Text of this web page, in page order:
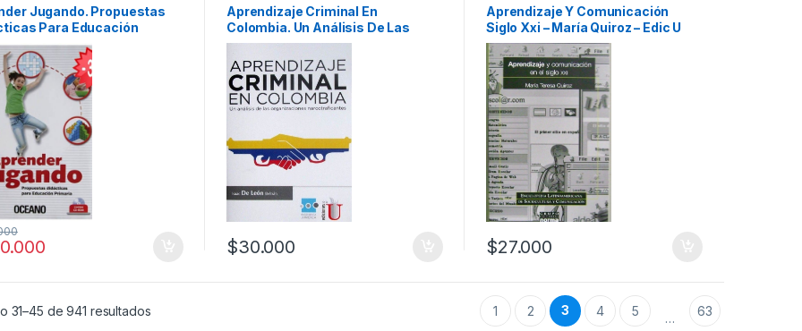
,Ofertas,Padres e Hijos ,Texto
Jugando. Propuestas
Para Educación
– Oceano
Aprendizaje Criminal En
Colombia. Un Análisis De Las
Organizaciones Narcotraficantes
/ Librería De La U
$30.000
Aprendizaje Y Comunicación
Siglo Xxi – María Quiroz – Edic U
$27.000
31–45 de 941 resultados 1 2 3 4 5 … 63